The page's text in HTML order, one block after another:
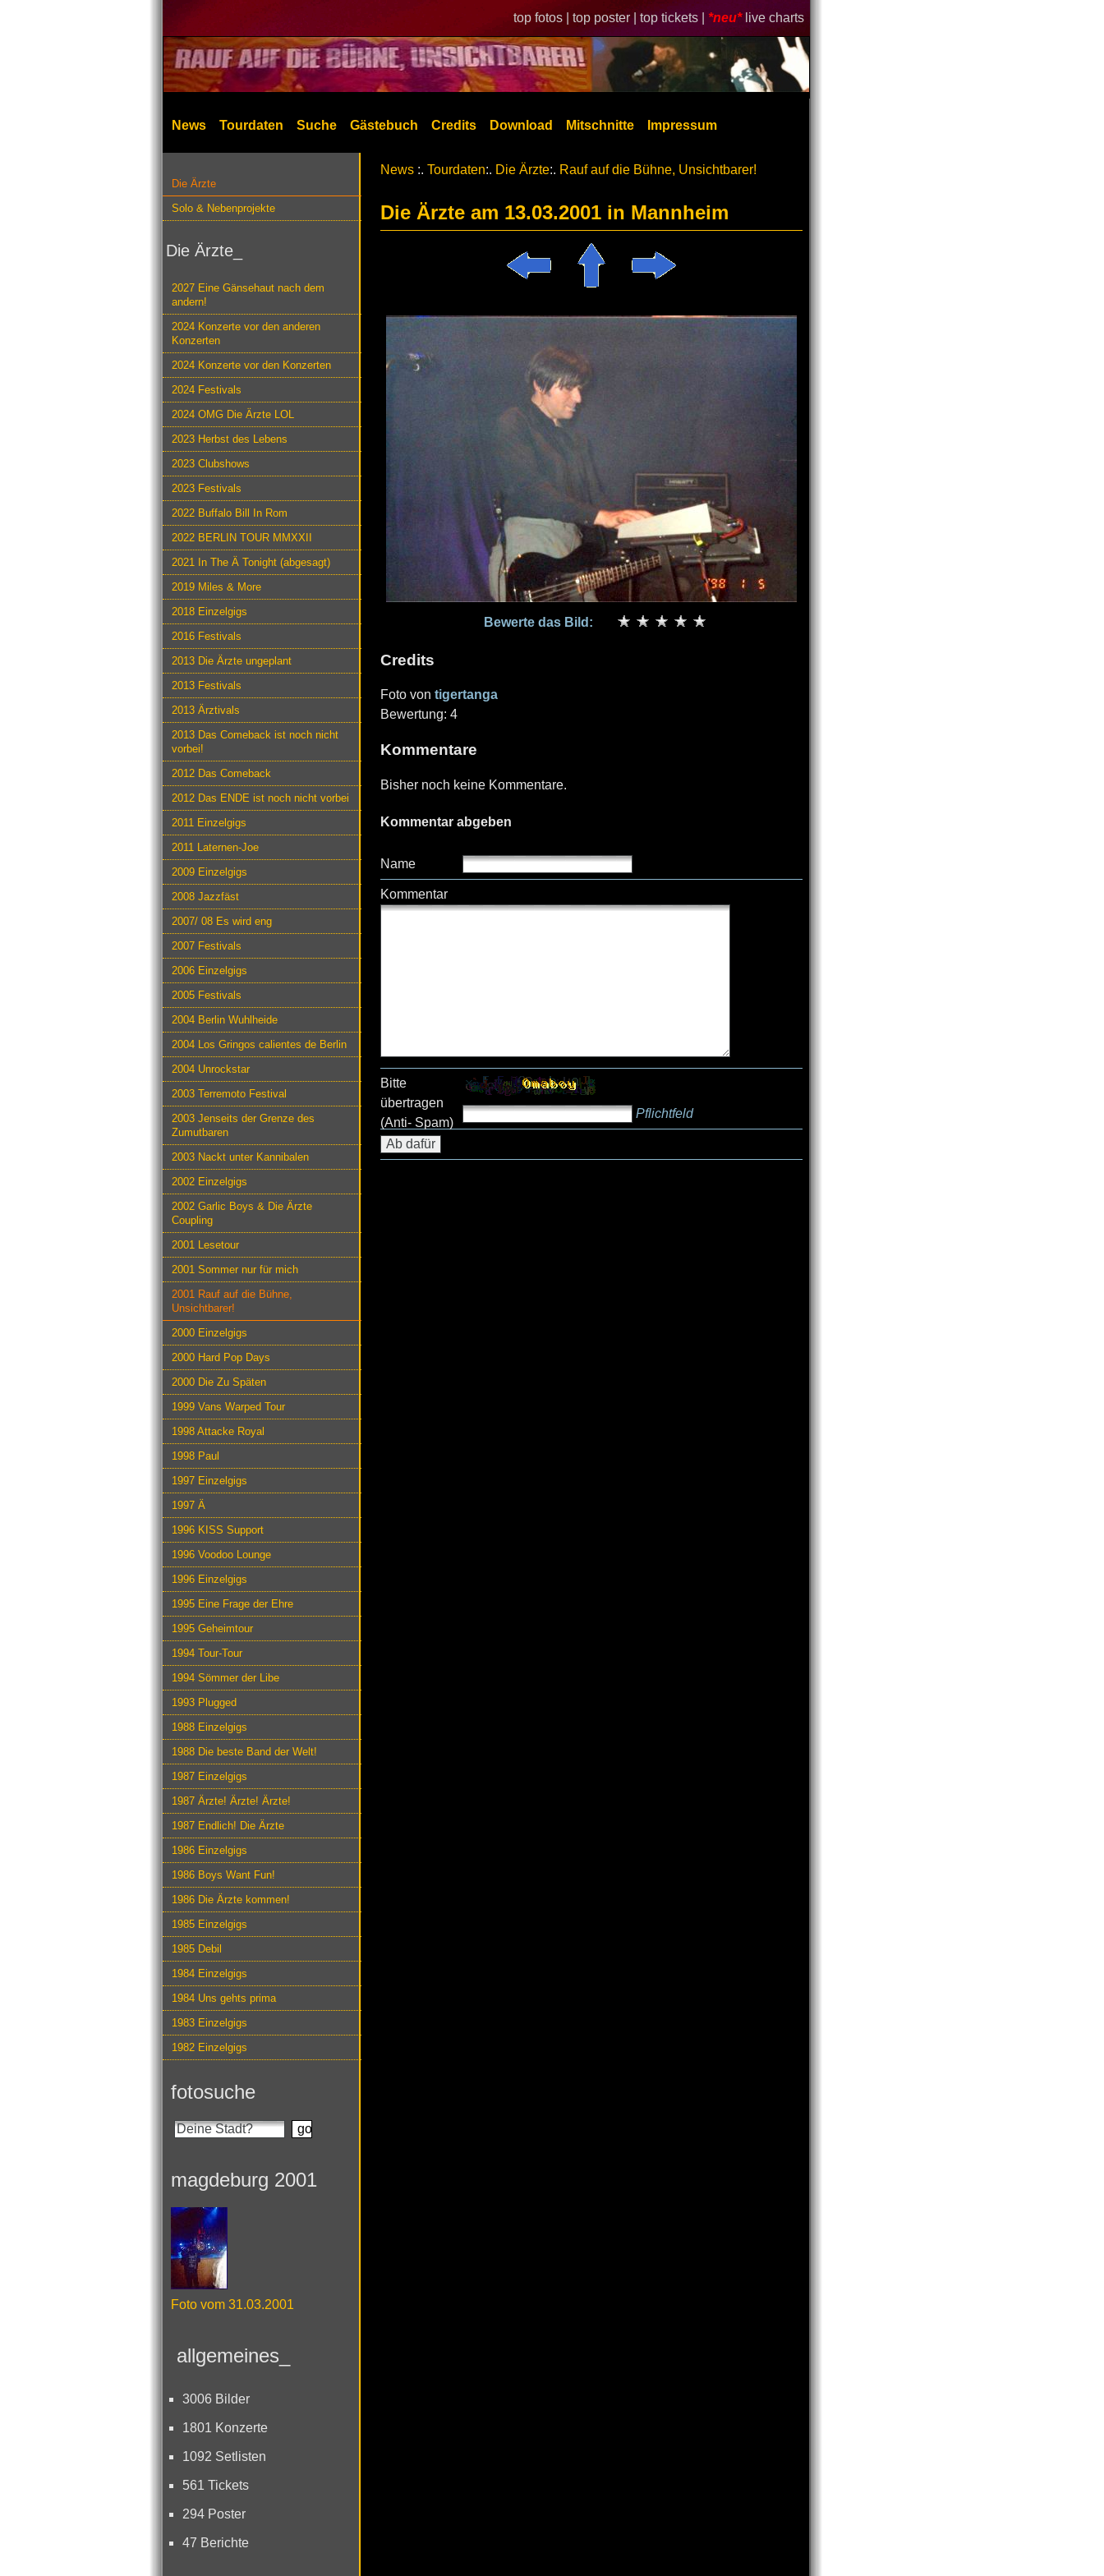
top fotos | top poster | top tickets | *neu* live charts
News Tourdaten Suche Gästebuch Credits Download Mitschnitte Impressum
Die Ärzte
Solo & Nebenprojekte
Die Ärzte_
2027 Eine Gänsehaut nach dem
andern!
2024 Konzerte vor den anderen
Konzerten
2024 Konzerte vor den Konzerten
2024 Festivals
2024 OMG Die Ärzte LOL
2023 Herbst des Lebens
2023 Clubshows
2023 Festivals
2022 Buffalo Bill In Rom
2022 BERLIN TOUR MMXXII
2021 In The Ä Tonight (abgesagt)
2019 Miles & More
2018 Einzelgigs
2016 Festivals
2013 Die Ärzte ungeplant
2013 Festivals
2013 Ärztivals
2013 Das Comeback ist noch nicht
vorbei!
2012 Das Comeback
2012 Das ENDE ist noch nicht vorbei
2011 Einzelgigs
2011 Laternen-Joe
2009 Einzelgigs
2008 Jazzfäst
2007/ 08 Es wird eng
2007 Festivals
2006 Einzelgigs
2005 Festivals
2004 Berlin Wuhlheide
2004 Los Gringos calientes de Berlin
2004 Unrockstar
2003 Terremoto Festival
2003 Jenseits der Grenze des
Zumutbaren
2003 Nackt unter Kannibalen
2002 Einzelgigs
2002 Garlic Boys & Die Ärzte
Coupling
2001 Lesetour
2001 Sommer nur für mich
2001 Rauf auf die Bühne,
Unsichtbarer!
2000 Einzelgigs
2000 Hard Pop Days
2000 Die Zu Späten
1999 Vans Warped Tour
1998 Attacke Royal
1998 Paul
1997 Einzelgigs
1997 Ä
1996 KISS Support
1996 Voodoo Lounge
1996 Einzelgigs
1995 Eine Frage der Ehre
1995 Geheimtour
1994 Tour-Tour
1994 Sömmer der Libe
1993 Plugged
1988 Einzelgigs
1988 Die beste Band der Welt!
1987 Einzelgigs
1987 Ärzte! Ärzte! Ärzte!
1987 Endlich! Die Ärzte
1986 Einzelgigs
1986 Boys Want Fun!
1986 Die Ärzte kommen!
1985 Einzelgigs
1985 Debil
1984 Einzelgigs
1984 Uns gehts prima
1983 Einzelgigs
1982 Einzelgigs
fotosuche
magdeburg 2001
Foto vom 31.03.2001
allgemeines_
3006 Bilder
1801 Konzerte
1092 Setlisten
561 Tickets
294 Poster
47 Berichte
News :. Tourdaten:. Die Ärzte:. Rauf auf die Bühne, Unsichtbarer!
Die Ärzte am 13.03.2001 in Mannheim
Bewerte das Bild:
Credits
Foto von tigertanga
Bewertung: 4
Kommentare
Bisher noch keine Kommentare.
Kommentar abgeben
Name
Kommentar
Bitte
übertragen
(Anti- Spam)
Pflichtfeld